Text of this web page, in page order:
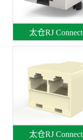
太仓RJ
太仓RJ